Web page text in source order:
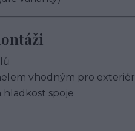
vhodným pro exteriér
spoje